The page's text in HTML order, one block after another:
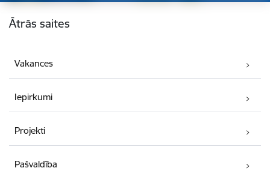
Kājene
Ātrās saites
Vakances
Iepirkumi
Projekti
Pašvaldība